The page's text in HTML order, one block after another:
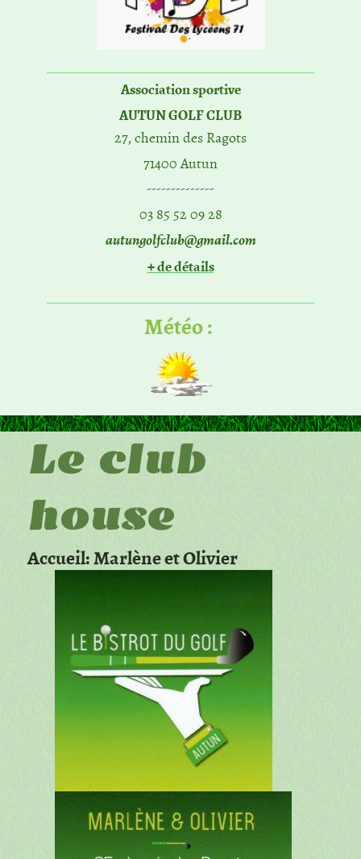
Association sportive
AUTUN GOLF CLUB
27, chemin des Ragots
71400 Autun
--------------
03 85 52 09 28
autungolfclub@gmail.com
+ de détails
Météo :
Le club
house
Accueil: Marlène et Olivier